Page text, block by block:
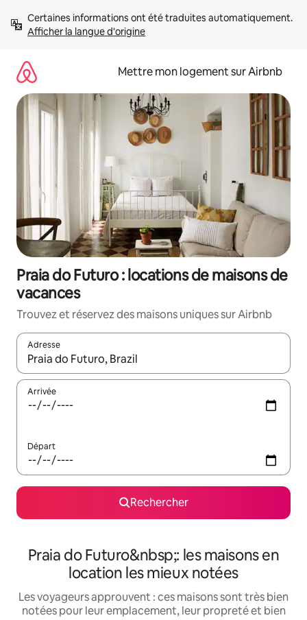
directement
Afficher la langue d'origine
Mettre mon logement sur Airbnb
Praia do Futuro : locations de maisons de
vacances
Trouvez et réservez des maisons uniques sur Airbnb
Adresse
Lorsque les résultats s'affichent, utilisez les flèches vers le
Arrivée
Départ
Rechercher
Praia do Futuro&nbsp;: les maisons en
location les mieux notées
Les voyageurs approuvent : ces maisons sont très bien
notées pour leur emplacement, leur propreté et bien